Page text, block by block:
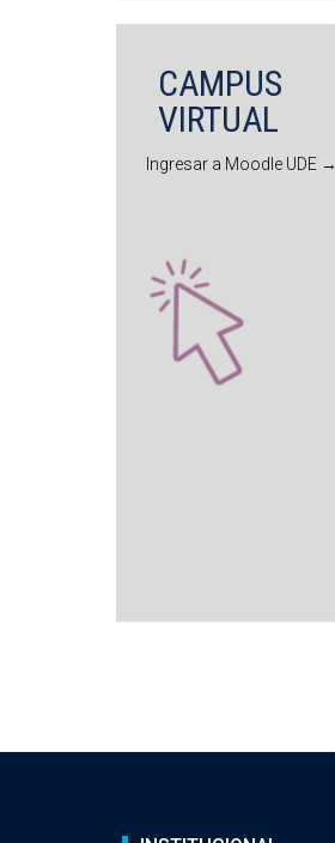
CAMPUS
VIRTUAL
Ingresar a Moodle UDE →